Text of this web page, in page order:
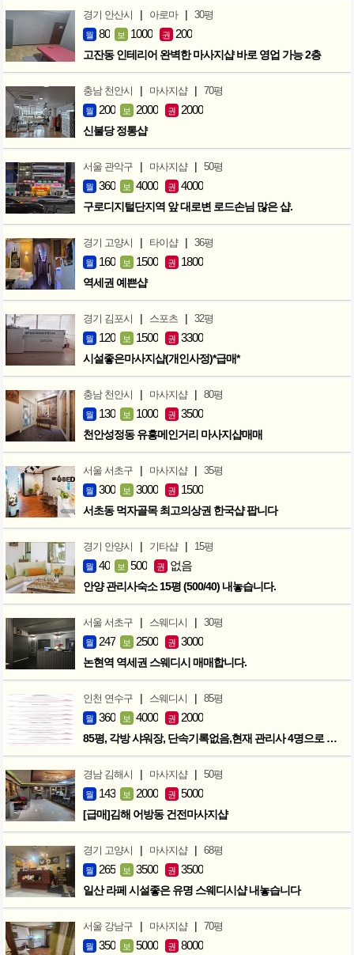
경기 안산시 | 아로마 | 30평
월 80 보 1000 권 200
고잔동 인테리어 완벽한 마사지샵 바로 영업 가능 2층
충남 천안시 | 마사지샵 | 70평
월 200 보 2000 권 2000
신불당 정통샵
서울 관악구 | 마사지샵 | 50평
월 360 보 4000 권 4000
구로디지털단지역 앞 대로변 로드손님 많은 샵.
경기 고양시 | 타이샵 | 36평
월 160 보 1500 권 1800
역세권 예쁜샵
경기 김포시 | 스포츠 | 32평
월 120 보 1500 권 3300
시설좋은마사지샵(개인사정)*급매*
충남 천안시 | 마사지샵 | 80평
월 130 보 1000 권 3500
천안성정동 유흥메인거리 마사지샵매매
서울 서초구 | 마사지샵 | 35평
월 300 보 3000 권 1500
서초동 먹자골목 최고의상권 한국샵 팝니다
경기 안양시 | 기타샵 | 15평
월 40 보 500 권 없음
안양 관리사숙소 15평 (500/40) 내놓습니다.
서울 서초구 | 스웨디시 | 30평
월 247 보 2500 권 3000
논현역 역세권 스웨디시 매매합니다.
인천 연수구 | 스웨디시 | 85평
월 360 보 4000 권 2000
85평, 각방 샤워장, 단속기록없음,현재 관리사 4명으로 성업중
경남 김해시 | 마사지샵 | 50평
월 143 보 2000 권 5000
[급매]김해 어방동 건전마사지샵
경기 고양시 | 마사지샵 | 68평
월 265 보 3500 권 3500
일산 라페 시설좋은 유명 스웨디시샵 내놓습니다
서울 강남구 | 마사지샵 | 70평
월 350 보 5000 권 8000